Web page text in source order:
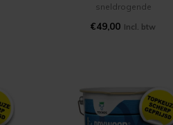
sneldrogende
binnen en buiten. Deze
andere betimmeringen,
ook op voorbehandelde
€49,00 Incl. btw